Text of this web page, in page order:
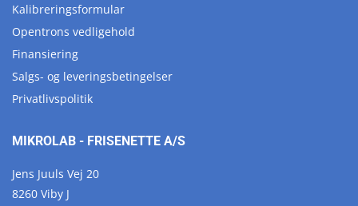
Kalibreringsformular
Opentrons vedligehold
Finansiering
Salgs- og leveringsbetingelser
Privatlivspolitik
MIKROLAB - FRISENETTE A/S
Jens Juuls Vej 20
8260 Viby J